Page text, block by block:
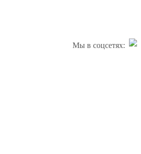
Мы в соцсетях: